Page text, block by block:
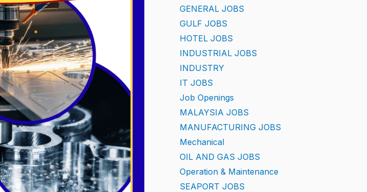
GENERAL JOBS
GULF JOBS
HOTEL JOBS
INDUSTRIAL JOBS
INDUSTRY
IT JOBS
Job Openings
MALAYSIA JOBS
MANUFACTURING JOBS
Mechanical
OIL AND GAS JOBS
Operation & Maintenance
SEAPORT JOBS